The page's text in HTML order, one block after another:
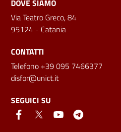
DOVE SIAMO
Via Teatro Greco, 84
95124 - Catania
CONTATTI
Telefono +39 095 7466377
disfor@unict.it
SEGUICI SU